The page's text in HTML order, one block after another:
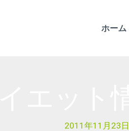
ホーム
2011年11月23日